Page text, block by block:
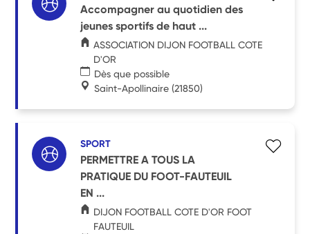
Accompagner au quotidien des
jeunes sportifs de haut ...
ASSOCIATION DIJON FOOTBALL COTE
D'OR
Dès que possible
Saint-Apollinaire (21850)
SPORT
PERMETTRE A TOUS LA
PRATIQUE DU FOOT-FAUTEUIL
EN ...
DIJON FOOTBALL COTE D'OR FOOT
FAUTEUIL